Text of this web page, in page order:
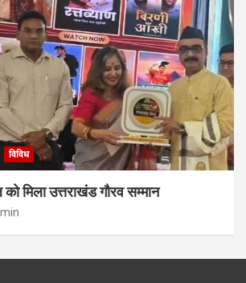
विविध
मिला उत्तराखंड गौरव सम्मान